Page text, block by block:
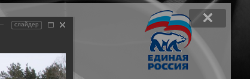
слайдер